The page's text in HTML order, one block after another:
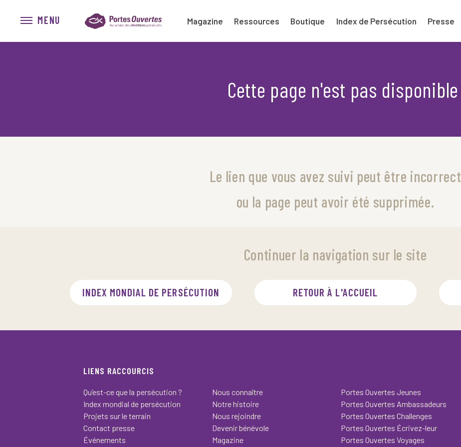
MENU Magazine Ressources Boutique Index de Persécution Presse
Cette page n'est pas disponible
Le lien que vous avez suivi peut être incorrect
ou la page peut avoir été supprimée.
Continuer la navigation sur le site
INDEX MONDIAL DE PERSÉCUTION RETOUR À L'ACCUEIL
LIENS RACCOURCIS
Qu’est-ce que la persécution ?
Index mondial de persécution
Projets sur le terrain
Contact presse
Événements
Nous connaître
Notre histoire
Nous rejoindre
Devenir bénévole
Magazine
Portes Ouvertes Jeunes
Portes Ouvertes Ambassadeurs
Portes Ouvertes Challenges
Portes Ouvertes Écrivez-leur
Portes Ouvertes Voyages